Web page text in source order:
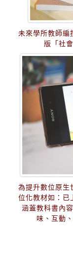
未來學所教師編
版「社
為提升數位原生
位化教材如：已
涵蓋教科書內
味、互動